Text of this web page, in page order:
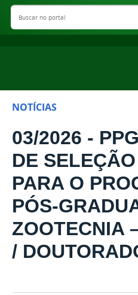
Buscar no portal
NOTÍCIAS
03/2026 -
DE
PARA O
PÓS-
ZOOTECNIA
/